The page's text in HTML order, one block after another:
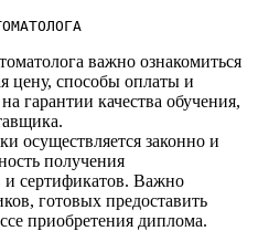
важно ознакомиться
цену, способы оплаты и
гарантии качества обучения,
осуществляется законно и
получения
сертификатов.​ Важно
готовых предоставить
приобретения диплома.​